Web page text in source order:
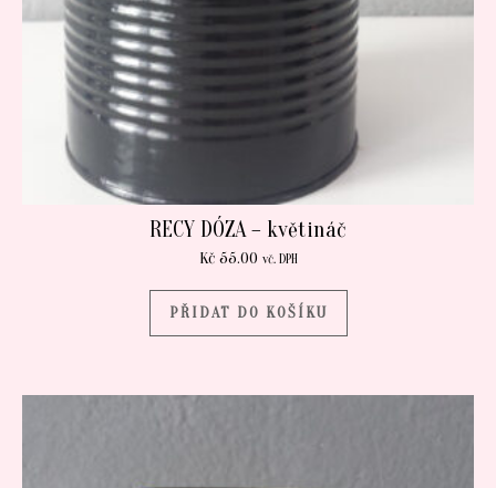
RECY DÓZA – květináč
Kč55.00 vč. DPH
PŘIDAT DO KOŠÍKU